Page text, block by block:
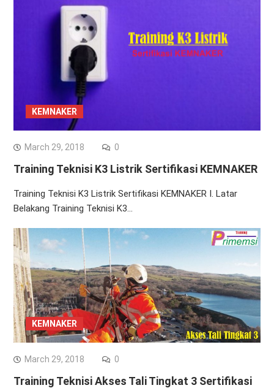
KEMNAKER
March 29, 2018 0
Training Teknisi K3 Listrik Sertifikasi KEMNAKER
Training Teknisi K3 Listrik Sertifikasi KEMNAKER I. Latar
Belakang Training Teknisi K3…
KEMNAKER
March 29, 2018 0
Training Teknisi Akses Tali Tingkat 3 Sertifikasi